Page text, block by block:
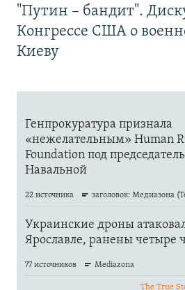
"Путин – бандит".
Конгрессе США о
Киеву